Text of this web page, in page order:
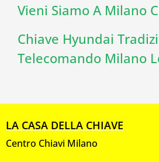
Vieni Siamo A Milano
Chiave Hyundai
Telecomando Milano
LA CASA DELLA CHIAVE
Centro Chiavi Milano